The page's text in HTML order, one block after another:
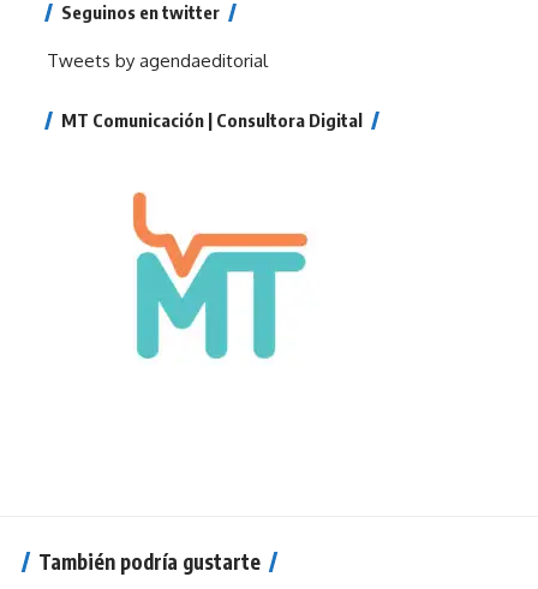
Seguinos en twitter
Tweets by agendaeditorial
MT Comunicación | Consultora Digital
También podría gustarte